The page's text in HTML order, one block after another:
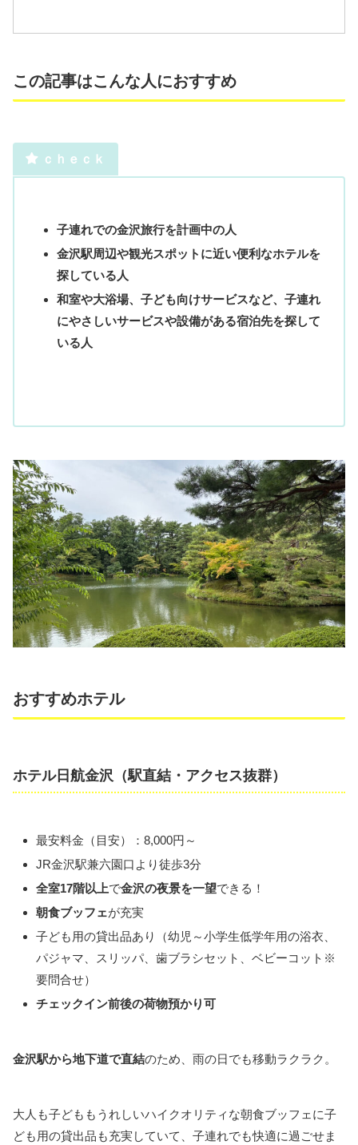
この記事はこんな人におすすめ
ｃｈｅｃｋ
子連れでの金沢旅行を計画中の人
金沢駅周辺や観光スポットに近い便利なホテルを
探している人
和室や大浴場、子ども向けサービスなど、子連れ
にやさしいサービスや設備がある宿泊先を探して
いる人
おすすめホテル
ホテル日航金沢（駅直結・アクセス抜群）
最安料金（目安）：8,000円～
JR金沢駅兼六園口より徒歩3分
全室17階以上で金沢の夜景を一望できる！
朝食ブッフェが充実
子ども用の貸出品あり（幼児～小学生低学年用の浴衣、
パジャマ、スリッパ、歯ブラシセット、ベビーコット※
要問合せ）
チェックイン前後の荷物預かり可
金沢駅から地下道で直結のため、雨の日でも移動ラクラク。
大人も子どももうれしいハイクオリティな朝食ブッフェに子
ども用の貸出品も充実していて、子連れでも快適に過ごせま